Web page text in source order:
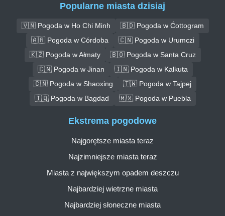
Popularne miasta dzisiaj
🇻🇳 Pogoda w Ho Chi Minh
🇧🇩 Pogoda w Ćottogram
🇦🇷 Pogoda w Córdoba
🇨🇳 Pogoda w Urumczi
🇰🇿 Pogoda w Ałmaty
🇧🇴 Pogoda w Santa Cruz
🇨🇳 Pogoda w Jinan
🇮🇳 Pogoda w Kalkuta
🇨🇳 Pogoda w Shaoxing
🇹🇼 Pogoda w Tajpej
🇮🇶 Pogoda w Bagdad
🇲🇽 Pogoda w Puebla
Ekstrema pogodowe
Najgorętsze miasta teraz
Najzimniejsze miasta teraz
Miasta z największym opadem deszczu
Najbardziej wietrzne miasta
Najbardziej słoneczne miasta